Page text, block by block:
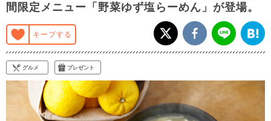
間限定メニュー「野菜ゆず塩らーめん」が登場。
キープする
グルメ プレゼント